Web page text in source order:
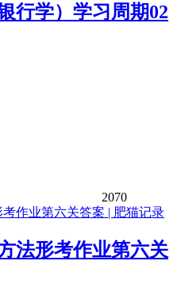
行学）学习周期02
2070
法形考作业第六关